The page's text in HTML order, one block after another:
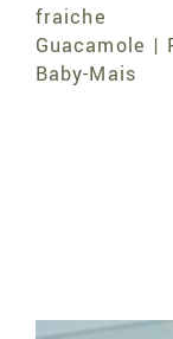
fraiche
Guacamole |
Baby-Mais